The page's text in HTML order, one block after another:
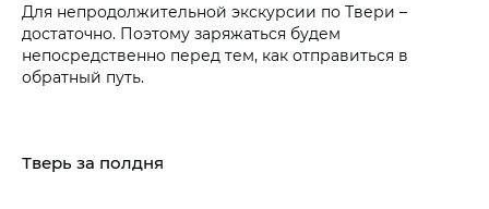
Для непродолжительной экскурсии по Твери –
достаточно. Поэтому заряжаться будем
непосредственно перед тем, как отправиться в
обратный путь.
Тверь за полдня